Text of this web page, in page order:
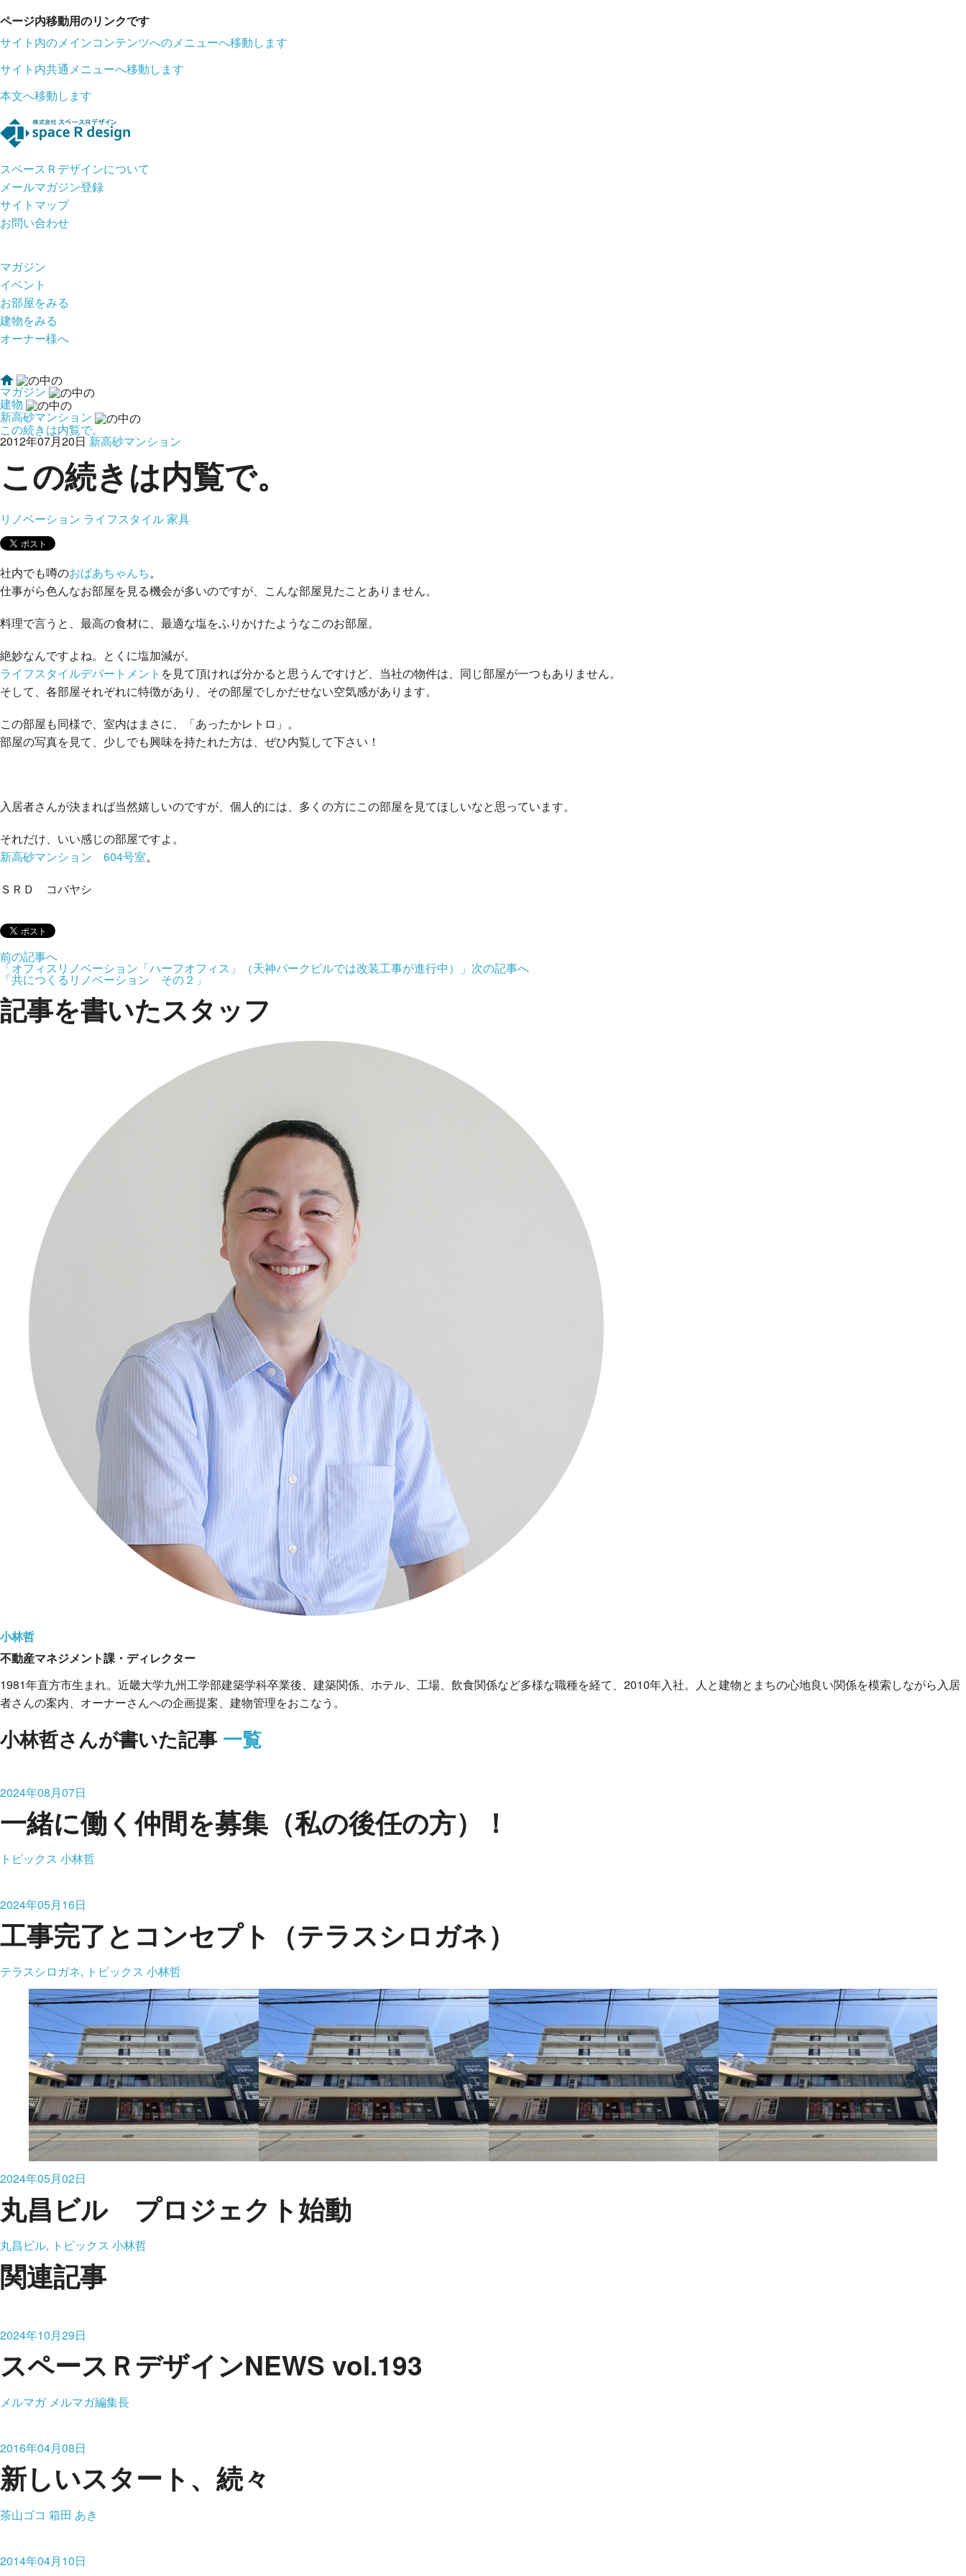
ページ内移動用のリンクです
サイト内のメインコンテンツへのメニューへ移動します
サイト内共通メニューへ移動します
本文へ移動します
スペースＲデザインについて
メールマガジン登録
サイトマップ
お問い合わせ
マガジン
イベント
お部屋をみる
建物をみる
オーナー様へ
マガジン
建物
新高砂マンション
この続きは内覧で。
2012年07月20日 新高砂マンション
この続きは内覧で。
リノベーション ライフスタイル家具
社内でも噂のおばあちゃんち。
仕事がら色んなお部屋を見る機会が多いのですが、こんな部屋見たことありません。
料理で言うと、最高の食材に、最適な塩をふりかけたようなこのお部屋。
絶妙なんですよね。とくに塩加減が。
ライフスタイルデパートメント を見て頂ければ分かると思うんですけど、当社の物件は、同じ部屋が一つもありません。
そして、各部屋それぞれに特徴があり、その部屋でしかだせない空気感があります。
この部屋も同様で、室内はまさに、「あったかレトロ」。
部屋の写真を見て、少しでも興味を持たれた方は、ぜひ内覧して下さい！
入居者さんが決まれば当然嬉しいのですが、個人的には、多くの方にこの部屋を見てほしいなと思っています。
それだけ、いい感じの部屋ですよ。
新高砂マンション 604号室。
ＳＲＤ コバヤシ
前の記事へ
「オフィスリノベーション「ハーフオフィス」（天神パークビルでは改装工事が進行中）」 次の記事へ
「共につくるリノベーション その２」
記事を書いたスタッフ
小林哲
不動産マネジメント課・ディレクター
1981年直方市生まれ。近畿大学九州工学部建築学科卒業後、建築関係、ホテル、工場、飲食関係など多様な職種を経て、2010年入社。人と建物とまちの心地良い関係を模索しながら入居
者さんの案内、オーナーさんへの企画提案、建物管理をおこなう。
小林哲さんが書いた記事 一覧
2024年08月07日
一緒に働く仲間を募集（私の後任の方）！
トピックス 小林哲
2024年05月16日
工事完了とコンセプト（テラスシロガネ）
テラスシロガネ, トピックス 小林哲
2024年05月02日
丸昌ビル プロジェクト始動
丸昌ビル, トピックス 小林哲
関連記事
2024年10月29日
スペースＲデザインNEWS vol.193
メルマガ メルマガ編集長
2016年04月08日
新しいスタート、続々
茶山ゴコ 箱田 あき
2014年04月10日